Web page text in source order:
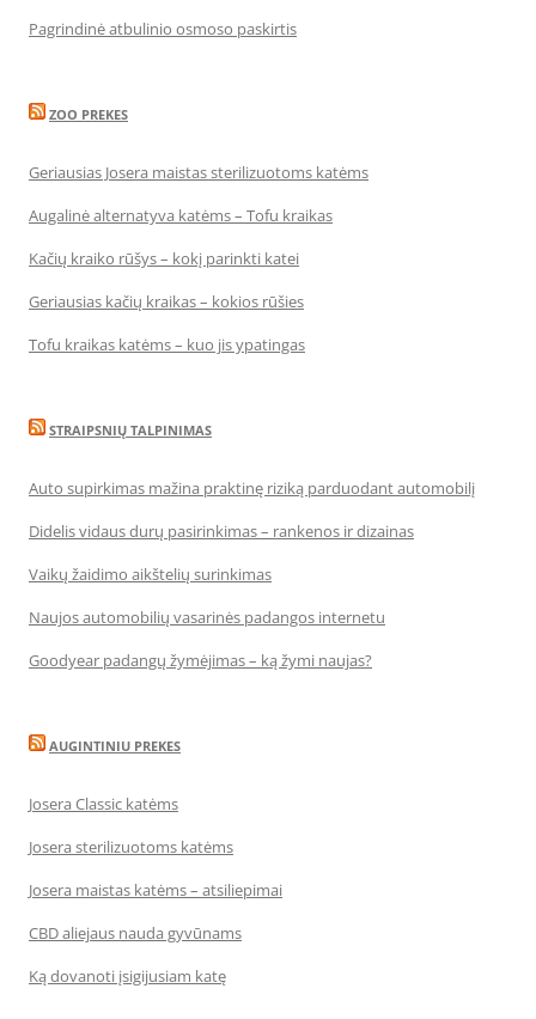
Pagrindinė atbulinio osmoso paskirtis
ZOO PREKES
Geriausias Josera maistas sterilizuotoms katėms
Augalinė alternatyva katėms – Tofu kraikas
Kačių kraiko rūšys – kokį parinkti katei
Geriausias kačių kraikas – kokios rūšies
Tofu kraikas katėms – kuo jis ypatingas
STRAIPSNIŲ TALPINIMAS
Auto supirkimas mažina praktinę riziką parduodant automobilį
Didelis vidaus durų pasirinkimas – rankenos ir dizainas
Vaikų žaidimo aikštelių surinkimas
Naujos automobilių vasarinės padangos internetu
Goodyear padangų žymėjimas – ką žymi naujas?
AUGINTINIU PREKES
Josera Classic katėms
Josera sterilizuotoms katėms
Josera maistas katėms – atsiliepimai
CBD aliejaus nauda gyvūnams
Ką dovanoti įsigijusiam katę